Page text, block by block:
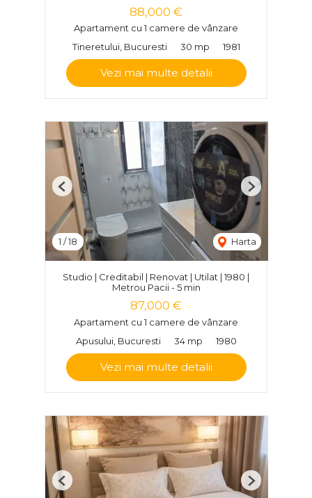
88,000 €
Apartament cu 1 camere de vânzare
Tineretului, Bucuresti
30 mp 1981
Vezi mai multe detalii
1 /18 Harta
Previous Next
Studio | Creditabil | Renovat | Utilat | 1980 |
Metrou Pacii - 5 min
87,000 €
Apartament cu 1 camere de vânzare
Apusului, Bucuresti
34 mp 1980
Vezi mai multe detalii
Previous Next